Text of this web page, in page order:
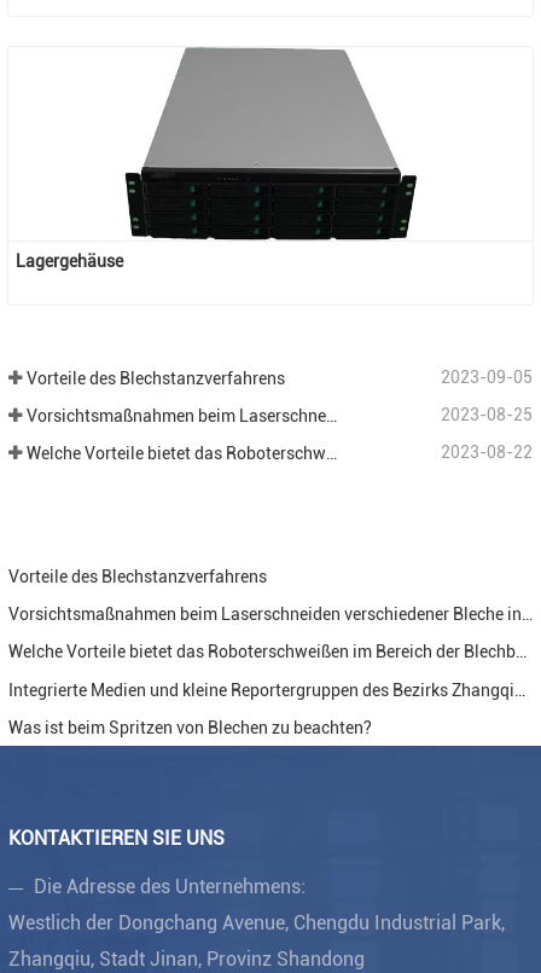
Lagergehäuse
Vorteile des Blechstanzverfahrens 2023-09-05
2023-08-25
Welche Vorteile bietet das Roboterschweißen im Bereich der Blechbearbeitung? 2023-08-22
Vorteile des Blechstanzverfahrens
Welche Vorteile bietet das Roboterschweißen im Bereich der Blechbearbeitung?
Was ist beim Spritzen von Blechen zu beachten?
KONTAKTIEREN SIE UNS
Die Adresse des Unternehmens:
Westlich der Dongchang Avenue, Chengdu Industrial Park,
Zhangqiu, Stadt Jinan, Provinz Shandong